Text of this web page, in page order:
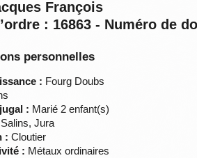
François
: 16863 - Numéro de
personnelles
: Fourg Doubs
: Marié 2 enfant(s)
Salins, Jura
: Cloutier
: Métaux ordinaires